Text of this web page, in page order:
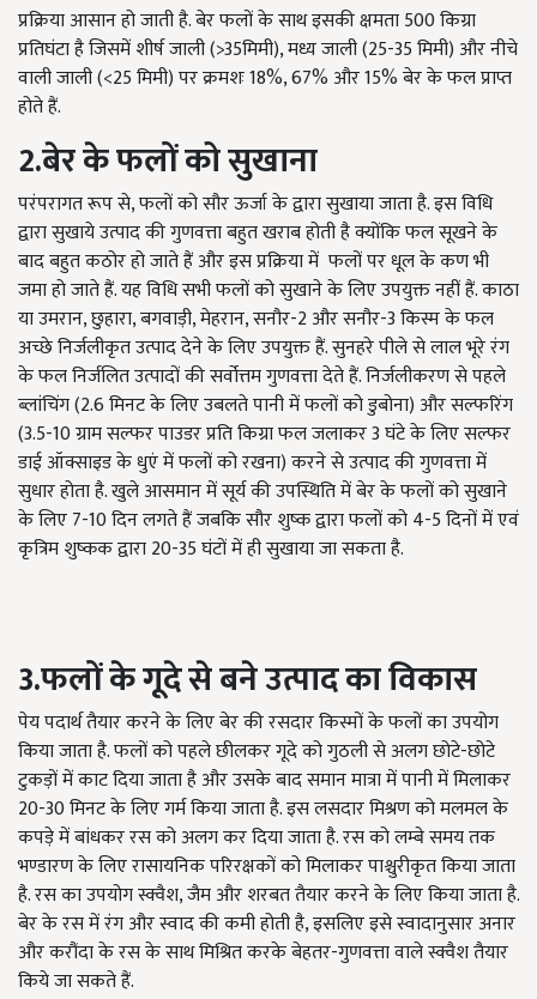
प्रक्रिया आसान हो जाती है. बेर फलों के साथ इसकी क्षमता500किग्रा
प्रतिघंटा है जिसमें शीर्ष जाली (>35मिमी),मध्य जाली (25-35मिमी) और नीचे
वाली जाली (<25मिमी) पर क्रमशः18%, 67% और15%बेर के फल प्राप्त
होते हैं.
2.बेर के फलों को सुखाना
परंपरागत रूप से,फलों को सौर ऊर्जा के द्वारा सुखाया जाता है. इस विधि
द्वारा सुखाये उत्पाद की गुणवत्ता बहुत खराब होती है क्योंकि फल सूखने के
बाद बहुत कठोर हो जाते हैं और इस प्रक्रिया में फलों पर धूल के कण भी
जमा हो जाते हैं. यह विधि सभी फलों को सुखाने के लिए उपयुक्त नहीं हैं. काठा
या उमरान,छुहारा,बगवाड़ी,मेहरान,सनौर-2और सनौर-3किस्म के फल
अच्छे निर्जलीकृत उत्पाद देने के लिए उपयुक्त हैं. सुनहरे पीले से लाल भूरे रंग
के फल निर्जलित उत्पादों की सर्वोत्तम गुणवत्ता देते हैं. निर्जलीकरण से पहले
ब्लांचिंग (2.6मिनट के लिए उबलते पानी में फलों को डुबोना) और सल्फरिंग
(3.5-10ग्राम सल्फर पाउडर प्रति किग्रा फल जलाकर3घंटे के लिए सल्फर
डाई ऑक्साइड के धुएं में फलों को रखना) करने से उत्पाद की गुणवत्ता में
सुधार होता है. खुले आसमान में सूर्य की उपस्थिति में बेर के फलों को सुखाने
के लिए7-10दिन लगते हैं जबकि सौर शुष्क द्वारा फलों को4-5दिनों में एवं
कृत्रिम शुष्कक द्वारा20-35घंटों में ही सुखाया जा सकता है.
3.फलों के गूदे से बने उत्पाद का विकास
पेय पदार्थ तैयार करने के लिए बेर की रसदार किस्मों के फलों का उपयोग
किया जाता है. फलों को पहले छीलकर गूदे को गुठली से अलग छोटे-छोटे
टुकड़ों में काट दिया जाता है और उसके बाद समान मात्रा में पानी में मिलाकर
20-30मिनट के लिए गर्म किया जाता है. इस लसदार मिश्रण को मलमल के
कपड़े में बांधकर रस को अलग कर दिया जाता है. रस को लम्बे समय तक
भण्डारण के लिए रासायनिक परिरक्षकों को मिलाकर पाश्चुरीकृत किया जाता
है. रस का उपयोग स्क्वैश,जैम और शरबत तैयार करने के लिए किया जाता है.
बेर के रस में रंग और स्वाद की कमी होती है,इसलिए इसे स्वादानुसार अनार
और करौंदा के रस के साथ मिश्रित करके बेहतर-गुणवत्ता वाले स्क्वैश तैयार
किये जा सकते हैं.